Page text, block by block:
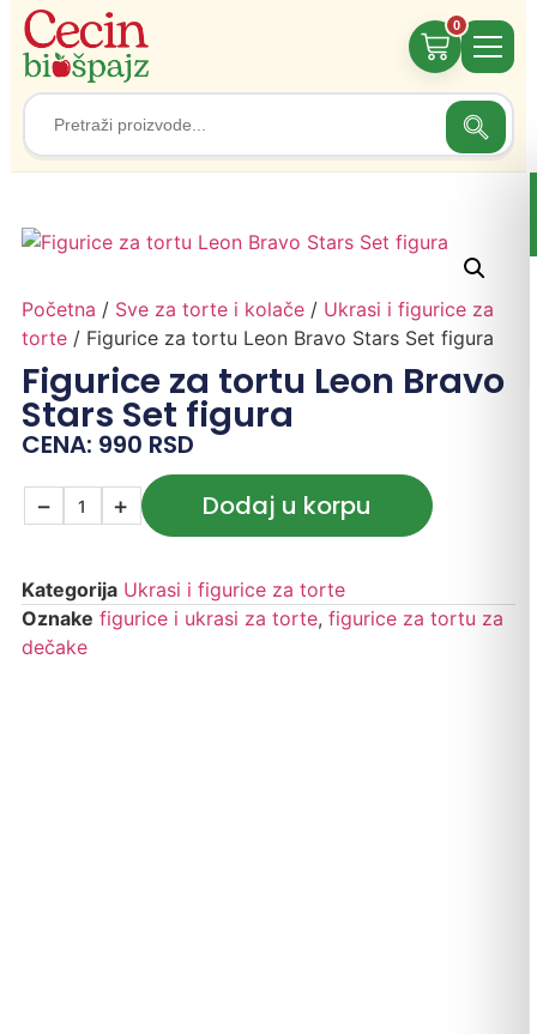
Search
for:
0
Početna / Sve za torte i kolače/ Ukrasi i figurice za
torte/ Figurice za tortu Leon Bravo Stars Set figura
Figurice za tortu Leon Bravo
Stars Set figura
CENA: 990 RSD
− + Dodaj u korpu
Kategorija Ukrasi i figurice za torte
Oznake figurice i ukrasi za torte, figurice za tortu za
dečake